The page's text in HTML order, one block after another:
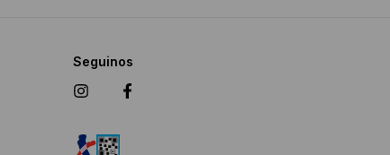
Seguinos